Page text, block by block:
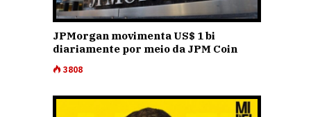
JPMorgan movimenta US$ 1 bi
diariamente por meio da JPM Coin
3808